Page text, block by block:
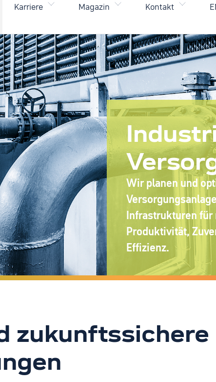
Karriere Magazin Kontakt
Wir planen und
Infrastrukturen für
Produktivität,
Effizienz.
zukunftssichere